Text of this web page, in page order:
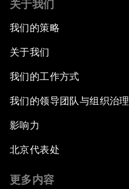
关于我们
我们的策略
关于我们
我们的工作方式
我们的领导团队与组织治理
影响力
北京代表处
更多内容